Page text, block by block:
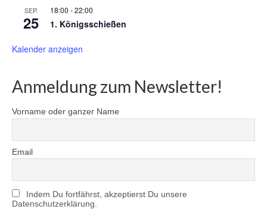
SEP.
25
18:00 -22:00
1. Königsschießen
Kalender anzeigen
Anmeldung zum Newsletter!
Vorname oder ganzer Name
Email
Indem Du fortfährst, akzeptierst Du unsere
Datenschutzerklärung.